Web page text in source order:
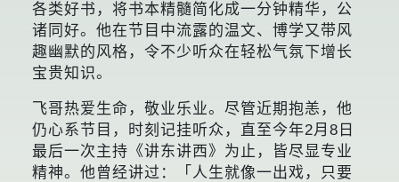
各类好书，将书本精髓简化成一分钟精华，公
诸同好。他在节目中流露的温文、博学又带风
趣幽默的风格，令不少听众在轻松气氛下增长
宝贵知识。
飞哥热爱生命，敬业乐业。尽管近期抱恙，他
仍心系节目，时刻记挂听众，直至今年2月8日
最后一次主持《讲东讲西》为止，皆尽显专业
精神。他曾经讲过：「人生就像一出戏，只要